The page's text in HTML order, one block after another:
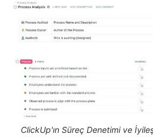
ClickUp'ın Süreç Denetimi ve